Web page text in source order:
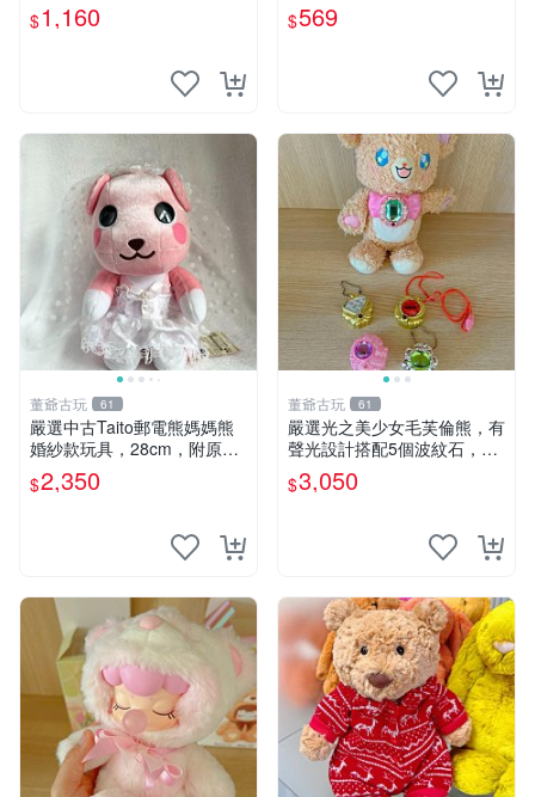
毛熊 柔軟熊抱枕 55公分
$1,160
ON 良好，詳情請參閱商品圖
片。 星巴克 毛絨小熊 水杯包
$569
董爺古玩 61
嚴選中古Taito郵電熊媽媽熊
婚紗款玩具，28cm，附原
盒，保存極佳實拍，婚紗細節
清晰可見，偶像收藏推薦 婚
$2,350
董爺古玩 61
嚴選光之美少女毛芙倫熊，有
聲光設計搭配5個波紋石，成
色完美如圖。爽快附電池，讓
愛心不打折扣。 光之美少女
$3,050